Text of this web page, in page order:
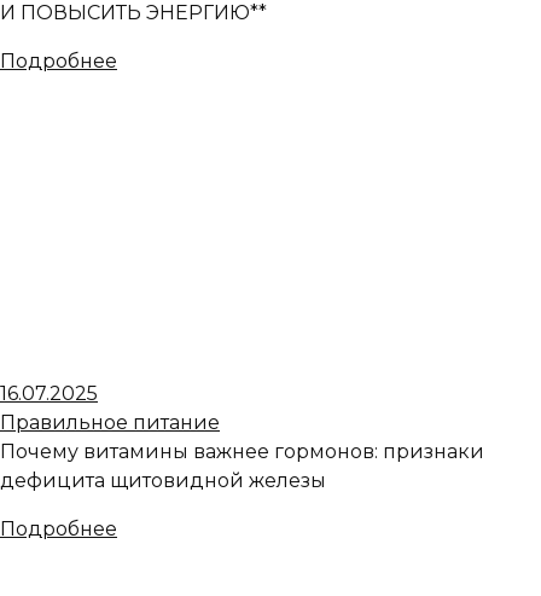
И ПОВЫСИТЬ ЭНЕРГИЮ**
Подробнее
16.07.2025
Правильное питание
Почему витамины важнее гормонов: признаки
дефицита щитовидной железы
Подробнее